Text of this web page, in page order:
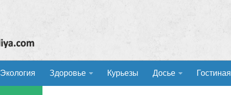
Экология Здоровье Курьезы Досье Гостиная